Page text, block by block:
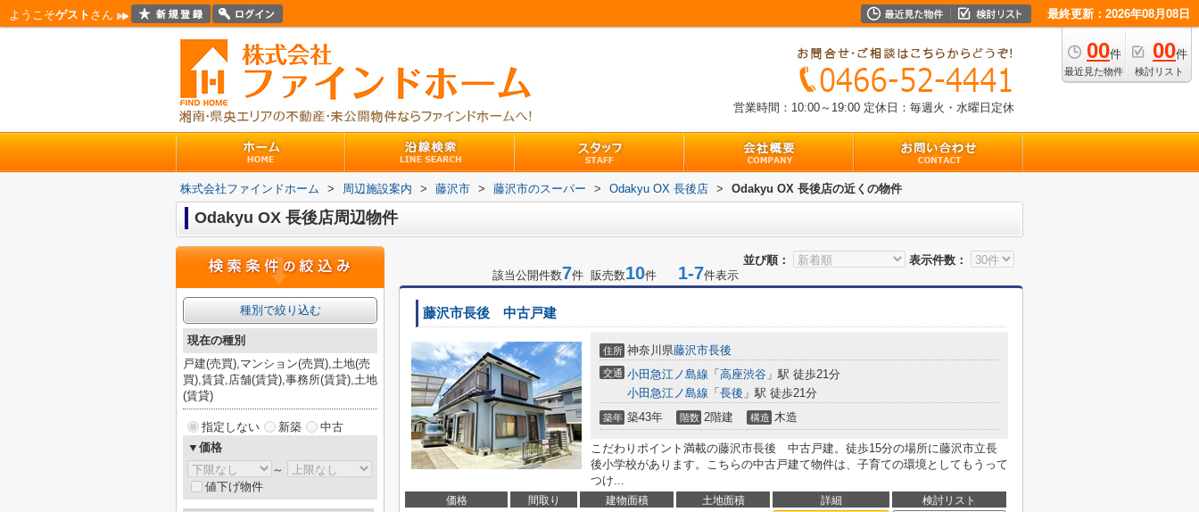
ようこそゲスト さん 最終更新：2026年08月08日
00件
最近見た物件
00件
検討リスト
営業時間：10:00～19:00 定休日：毎週火・水曜日定休
株式会社ファインドホーム > 周辺施設案内 > 藤沢市 > 藤沢市のスーパー > Odakyu OX 長後店 > Odakyu OX 長後店の近くの物件
Odakyu OX 長後店周辺物件
並び順：
表示件数：
該当公開件数7件 販売数10件 1-7件表示
藤沢市長後 中古戸建
住所 神奈川県藤沢市長後
交通 小田急江ノ島線 「 高座渋谷 」駅 徒歩21分
小田急江ノ島線 「 長後 」駅 徒歩21分
築年 築43年 階数 2階建 構造 木造
こだわりポイント満載の藤沢市長後 中古戸建。徒歩15分の場所に藤沢市立長
後小学校があります。こちらの中古戸建て物件は、子育ての環境としてもうって
つけ...
価格 間取り 建物面積 土地面積 詳細
検討リスト
種別で絞り込む
現在の種別
戸建(売買),マンション(売買),土地(売
買),賃貸,店舗(賃貸),事務所(賃貸),土地
(賃貸)
指定しない 新築
中古
▼価格
～
値下げ物件